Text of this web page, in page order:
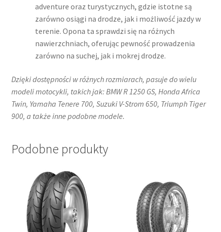
adventure oraz turystycznych, gdzie istotne są
zarówno osiągi na drodze, jak i możliwość jazdy w
terenie. Opona ta sprawdzi się na różnych
nawierzchniach, oferując pewność prowadzenia
zarówno na suchej, jak i mokrej drodze.
Dzięki dostępności w różnych rozmiarach, pasuje do wielu
modeli motocykli, takich jak:​ BMW R 1250 GS, Honda Africa
Twin, Yamaha Tenere 700, Suzuki V-Strom 650, Triumph Tiger
900, a także inne podobne modele.
Podobne produkty